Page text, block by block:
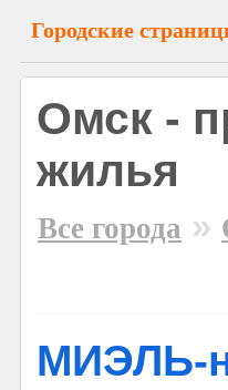
Городские
Омск -
жилья
Все города »
МИЭЛЬ-